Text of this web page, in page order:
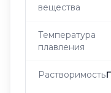
вещества
Температура
плавления
Растворимость